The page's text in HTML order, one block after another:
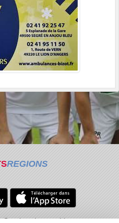
REGIONS
Gestion des cookies